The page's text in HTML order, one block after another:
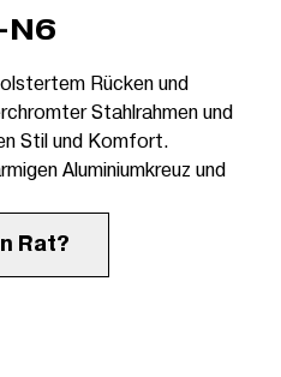
Rücken und
Stahlrahmen und
Stil und Komfort.
Aluminiumkreuz und
Rat?